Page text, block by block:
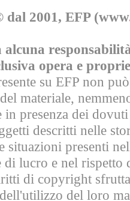
dal 2001, EFP
alcuna
opera e
su EFP non
materiale,
in presenza dei
descritti nelle
situazioni presenti
di lucro e nel rispetto
di copyright
del loro